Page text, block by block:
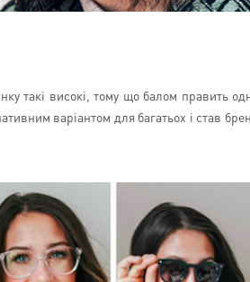
такі високі, тому що балом править
варіантом для багатьох і став